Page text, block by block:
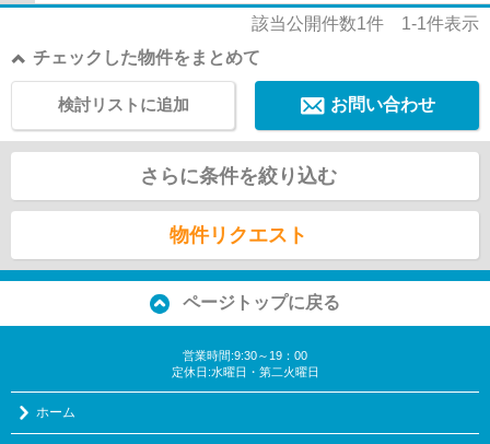
できます。900万円と、少しご予算を相談した...
該当公開件数1件 1-1件表示
チェックした物件をまとめて
お問い合わせ
検討リストに追加
さらに条件を絞り込む
物件リクエスト
ページトップに戻る
営業時間:9:30～19：00
定休日:水曜日・第二火曜日
ホーム